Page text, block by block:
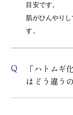
目安です。
肌がひんやり
す。
Q
「ハトムギ
はどう違う